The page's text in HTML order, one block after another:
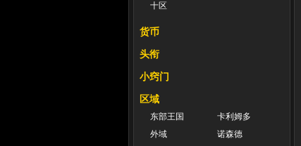
十区
货币
头衔
小窍门
区域
东部王国
卡利姆多
外域
诺森德